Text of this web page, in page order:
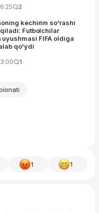
2
kechirim so'rashi
Futbolchilar
uyushmasi FIFA oldiga
qo'ydi
1
1 1